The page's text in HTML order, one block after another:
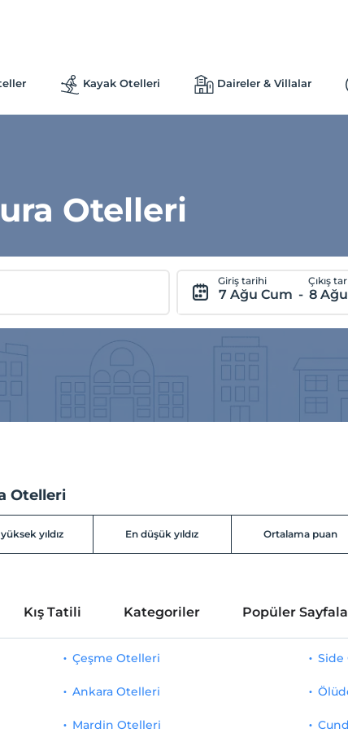
Kayak Otelleri Daireler & Villalar
Otelleri
Giriş tarihi
7 Ağu Cum -
Çıkış
8
Otelleri
yıldız En düşük yıldız Ortalama puan
Kış Tatili Kategoriler Popüler
Çeşme Otelleri
Ankara Otelleri
Mardin Otelleri
Side